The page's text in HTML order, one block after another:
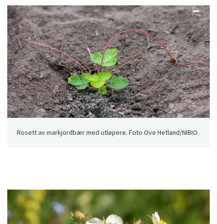
Rosett av markjordbær med utløpere. Foto Ove Hetland/NIBIO.